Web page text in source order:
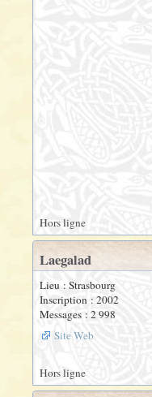
Hors ligne
Laegalad
Lieu : Strasbourg
Inscription : 2002
Messages : 2 998
Site Web
Hors ligne